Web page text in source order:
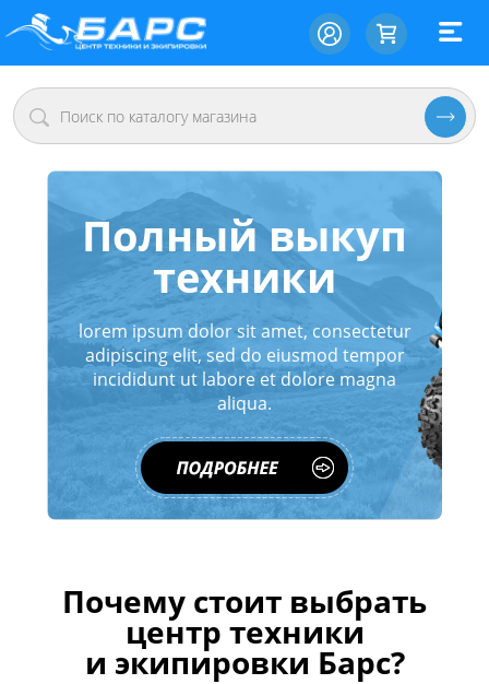
Полный выкуп
техники
lorem ipsum dolor sit amet, consectetur
adipiscing elit, sed do eiusmod tempor
incididunt ut labore et dolore magna
aliqua.
Почему стоит выбрать
центр техники
и экипировки Барс?